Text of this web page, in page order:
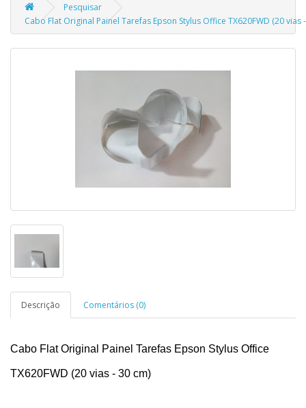
Pesquisar
Cabo Flat Original Painel Tarefas Epson Stylus Office TX620FWD (20 vias
Descrição Comentários (0)
Cabo Flat Original Painel Tarefas Epson Stylus Office
TX620FWD (20 vias - 30 cm)